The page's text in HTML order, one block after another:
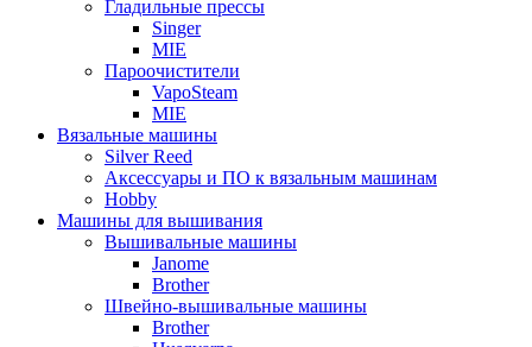
Гладильные прессы
Singer
MIE
Пароочистители
VapoSteam
MIE
Вязальные машины
Silver Reed
Аксессуары и ПО к вязальным машинам
Hobby
Машины для вышивания
Вышивальные машины
Janome
Brother
Швейно-вышивальные машины
Brother